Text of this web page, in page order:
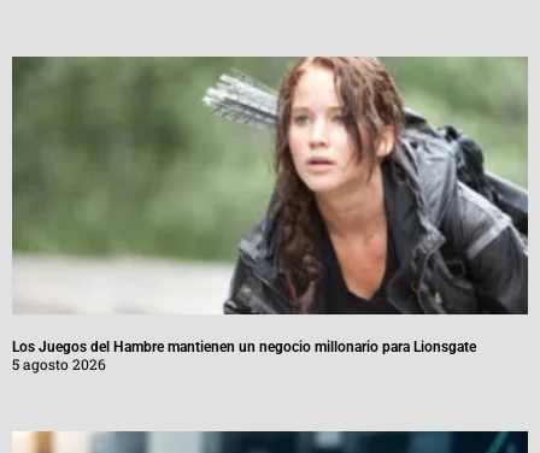
Los Juegos del Hambre mantienen un negocio millonario para Lionsgate
5 agosto 2026